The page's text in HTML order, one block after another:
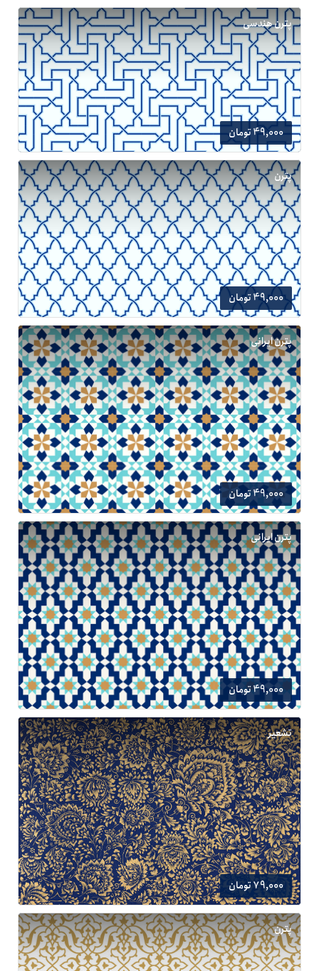
پترن هندسی
49,000 تومان
پترن
49,000 تومان
پترن ایرانی
49,000 تومان
پترن ایرانی
49,000 تومان
تشعیر
79,000 تومان
پترن